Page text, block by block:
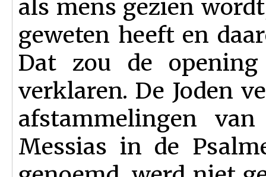
als mens gezien
geweten heeft en
Dat zou de
verklaren. De Joden
afstammelingen
Messias in de